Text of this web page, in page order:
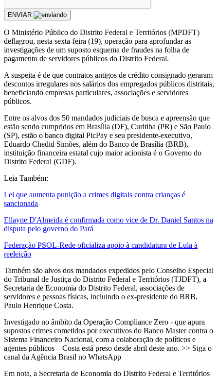
ENVIAR
O Ministério Público do Distrito Federal e Territórios (MPDFT)
deflagrou, nesta sexta-feira (19), operação para aprofundar as
investigações de um suposto esquema de fraudes na folha de
pagamento de servidores públicos do Distrito Federal.
A suspeita é de que contratos antigos de crédito consignado geraram
descontos irregulares nos salários dos empregados públicos distritais,
beneficiando empresas particulares, associações e servidores
públicos.
Entre os alvos dos 50 mandados judiciais de busca e apreensão que
estão sendo cumpridos em Brasília (DF), Curitiba (PR) e São Paulo
(SP), estão o banco digital PicPay e seu presidente-executivo,
Eduardo Chedid Simões, além do Banco de Brasília (BRB),
instituição financeira estatal cujo maior acionista é o Governo do
Distrito Federal (GDF).
Leia Também:
Lei que aumenta punição a crimes digitais contra crianças é
sancionada
Ellayne D'Almeida é confirmada como vice de Dr. Daniel Santos na
disputa pelo governo do Pará
Federação PSOL-Rede oficializa apoio à candidatura de Lula à
reeleição
Também são alvos dos mandados expedidos pelo Conselho Especial
do Tribunal de Justiça do Distrito Federal e Territórios (TJDFT), a
Secretaria de Economia do Distrito Federal, associações de
servidores e pessoas físicas, incluindo o ex-presidente do BRB,
Paulo Henrique Costa.
Investigado no âmbito da Operação Compliance Zero - que apura
supostos crimes cometidos por executivos do Banco Master contra o
Sistema Financeiro Nacional, com a colaboração de políticos e
agentes públicos – Costa está preso desde abril deste ano. >> Siga o
canal da Agência Brasil no WhatsApp
Em nota, a Secretaria de Economia do Distrito Federal e Territórios